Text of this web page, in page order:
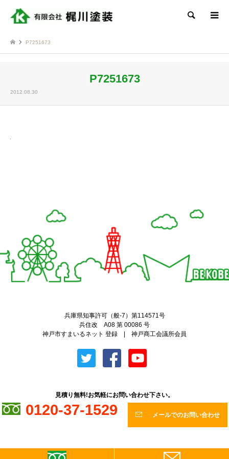
検索
P7251673
P7251673
2012.08.30
兵庫県知事許可（般-7）第114571号
兵住改 A08 第 00086 号
神戸市すまいるネット 登録 | 神戸商工会議所会員
見積り無料!お気軽にお問い合わせ下さい。
0120-37-1529 メールでのお問い合わせ